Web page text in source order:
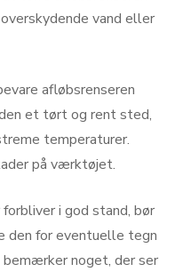
vand eller
afløbsrenseren
et tørt og rent sted,
temperaturer.
på værktøjet.
i god stand, bør
den for eventuelle tegn
noget, der ser